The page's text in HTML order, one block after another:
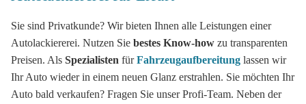
Sie sind Privatkunde? Wir bieten Ihnen alle Leistungen einer
Autolackiererei. Nutzen Sie bestes Know-how zu transparenten
Preisen. Als Spezialisten fürFahrzeugaufbereitung lassen wir
Ihr Auto wieder in einem neuen Glanz erstrahlen. Sie möchten Ihr
Auto bald verkaufen? Fragen Sie unser Profi-Team. Neben der